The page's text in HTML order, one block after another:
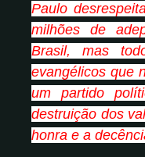
Paulo
milhões de
Brasil, mas
evangélicos que
um partido
destruição dos
honra e a